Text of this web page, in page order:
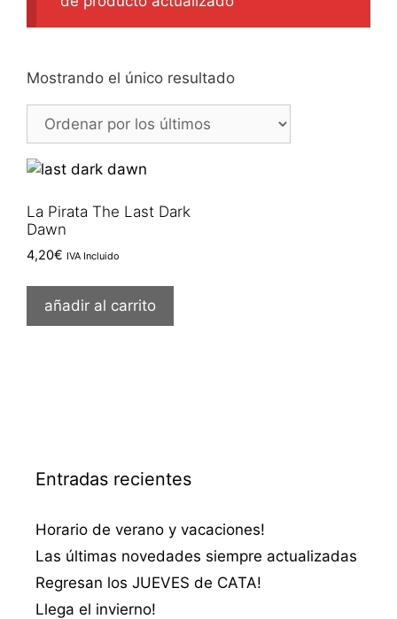
Mostrando el único resultado
La Pirata The Last Dark
Dawn
4,20€ IVA Incluido
añadir al carrito
Entradas recientes
Horario de verano y vacaciones!
Las últimas novedades siempre actualizadas
Regresan los JUEVES de CATA!
Llega el invierno!